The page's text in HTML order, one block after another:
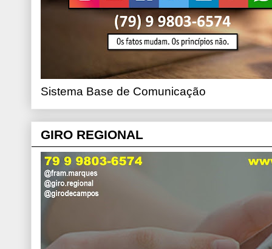
Sistema Base de Comunicação
GIRO REGIONAL